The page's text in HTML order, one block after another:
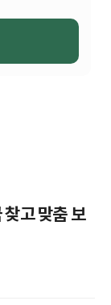
고 맞춤 보